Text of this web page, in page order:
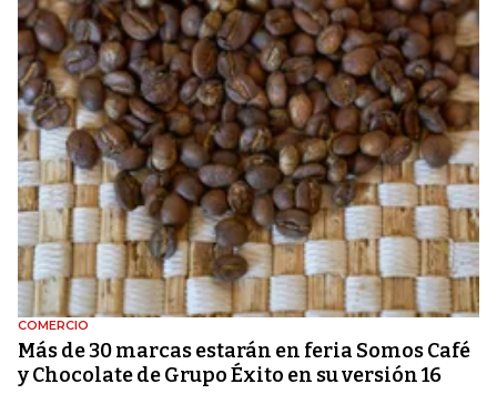
COMERCIO
Más de 30 marcas estarán en feria Somos Café
y Chocolate de Grupo Éxito en su versión 16